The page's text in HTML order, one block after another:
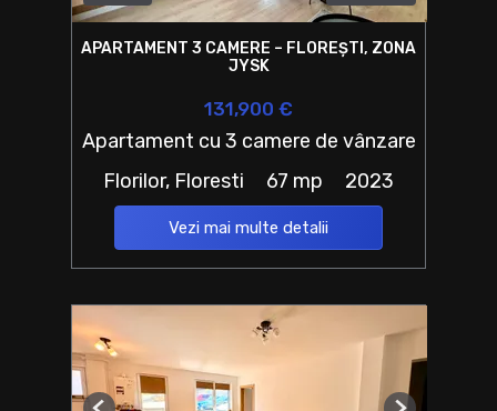
APARTAMENT 3 CAMERE – FLOREȘTI, ZONA
JYSK
131,900 €
Apartament cu 3 camere de vânzare
Florilor, Floresti
67 mp 2023
Vezi mai multe detalii